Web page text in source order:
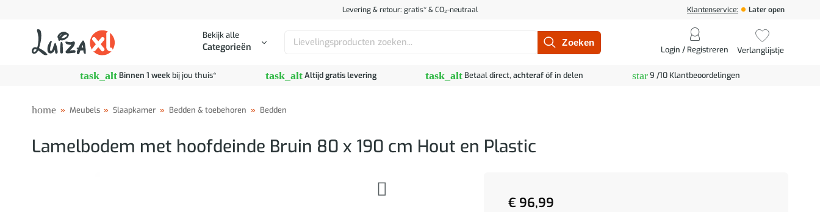
Levering & retour: gratis* & CO₂-neutraal Klantenservice: Later open
Bekijk alle
Categorieën
Zoeken
Login / Registreren Verlanglijstje
task_altBinnen 1 weekbij jou thuis* task_altAltijd gratis levering task_alt Betaal direct, achterafóf in delen star9 /10 Klantbeoordelingen
home » Meubels » Slaapkamer » Bedden & toebehoren » Bedden
Lamelbodem met hoofdeinde Bruin 80 x 190 cm Hout en Plastic
€ 96,99